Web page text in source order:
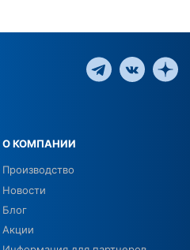
О КОМПАНИИ
Производство
Новости
Блог
Акции